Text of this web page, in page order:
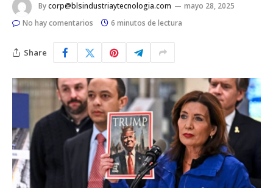
Bycorp@blsindustriaytecnologia.com
mayo 28, 2025
No hay comentarios
6 minutos de lectura
Share